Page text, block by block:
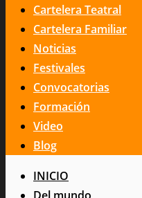
Cartelera Teatral
Cartelera Familiar
Noticias
Festivales
Convocatorias
Formación
Video
Blog
INICIO
Del mundo